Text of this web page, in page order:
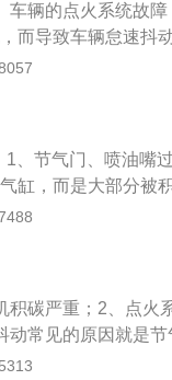
辆的点火系统故
而导致车辆怠速抖
能正常地将油供应
辆的发动机已经超
性抖动的问题，这
维修，从而延长车
、节气门、喷油嘴
缸，而是大部分被
。汽车发动后，附
：主要检查部位是
因为火花塞积碳过
去4S店检修，因
进气压力传感器等。
碳严重；2、点火
常见的原因就是
点火线圈的工作状